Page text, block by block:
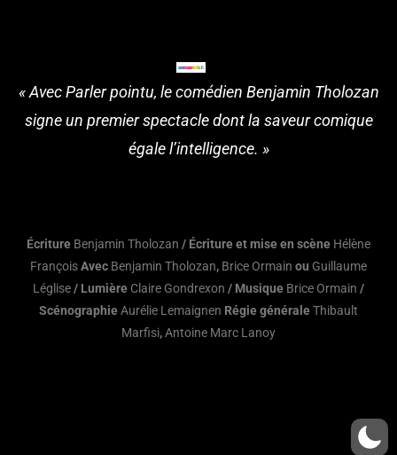
« Avec Parler pointu, le comédien Benjamin Tholozan
signe un premier spectacle dont la saveur comique
égale l’intelligence. »
Écriture Benjamin Tholozan / Écriture et mise en scène Hélène
FrançoisAvec Benjamin Tholozan, Brice Ormain ou Guillaume
Léglise/ Lumière Claire Gondrexon / Musique Brice Ormain /
ScénographieAurélie Lemaignen Régie généraleThibault
Marfisi,Antoine Marc Lanoy